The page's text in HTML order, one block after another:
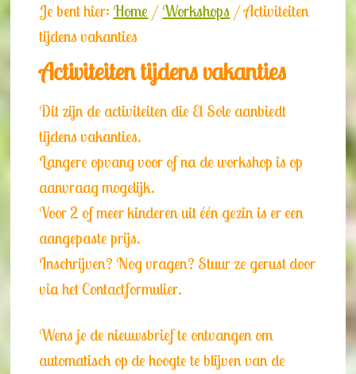
Je bent hier: Home / Workshops /Activiteiten
tijdens vakanties
Activiteiten tijdens vakanties
Dit zijn de activiteiten die El Sole aanbiedt
tijdens vakanties.
Langere opvang voor of na de workshop is op
aanvraag mogelijk.
Voor 2 of meer kinderen uit één gezin is er een
aangepaste prijs.
Inschrijven? Nog vragen? Stuur ze gerust door
via het Contactformulier.
Wens je de nieuwsbrief te ontvangen om
automatisch op de hoogte te blijven van de